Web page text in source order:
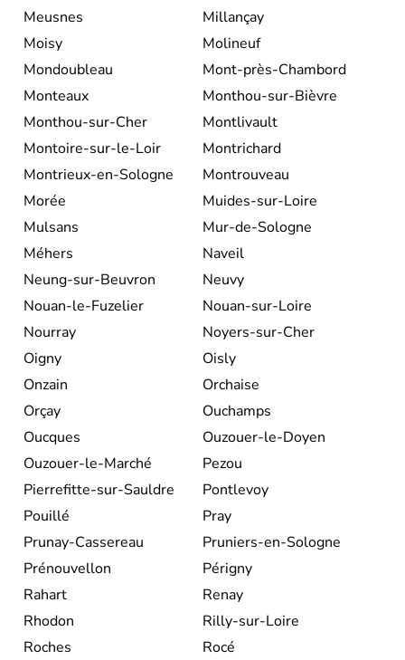
Meusnes
Millançay
Moisy
Molineuf
Mondoubleau
Mont-près-Chambord
Monteaux
Monthou-sur-Bièvre
Monthou-sur-Cher
Montlivault
Montoire-sur-le-Loir
Montrichard
Montrieux-en-Sologne
Montrouveau
Morée
Muides-sur-Loire
Mulsans
Mur-de-Sologne
Méhers
Naveil
Neung-sur-Beuvron
Neuvy
Nouan-le-Fuzelier
Nouan-sur-Loire
Nourray
Noyers-sur-Cher
Oigny
Oisly
Onzain
Orchaise
Orçay
Ouchamps
Oucques
Ouzouer-le-Doyen
Ouzouer-le-Marché
Pezou
Pierrefitte-sur-Sauldre
Pontlevoy
Pouillé
Pray
Prunay-Cassereau
Pruniers-en-Sologne
Prénouvellon
Périgny
Rahart
Renay
Rhodon
Rilly-sur-Loire
Roches
Rocé